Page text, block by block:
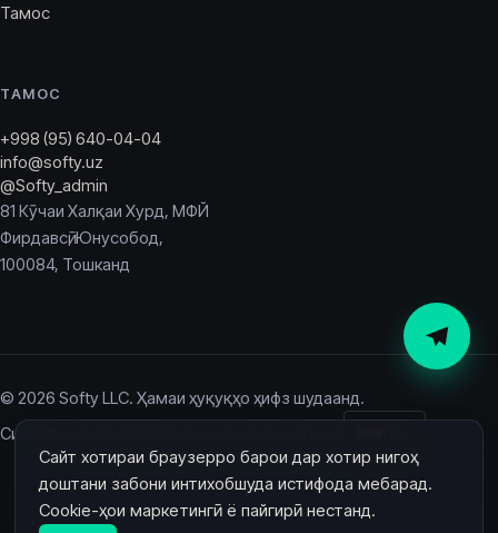
Тамос
ТАМОС
+998 (95) 640-04-04
info@softy.uz
@Softy_admin
81 Кӯчаи Халқаи Хурд, МФЙ
Фирдавсӣ, Юнусобод,
100084, Тошканд
© 2026 Softy LLC. Ҳамаи ҳуқуқҳо ҳифз шудаанд.
Сиёсати махфият
Сайт хотираи браузерро барои дар хотир нигоҳ
доштани забони интихобшуда истифода мебарад.
Cookie-ҳои маркетингӣ ё пайгирӣ нестанд.